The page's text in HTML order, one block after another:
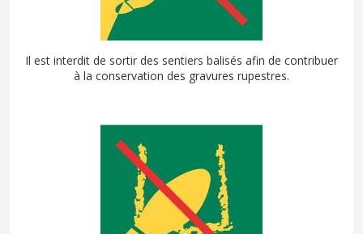
Il est interdit de sortir des sentiers balisés afin de contribuer
à la conservation des gravures rupestres.